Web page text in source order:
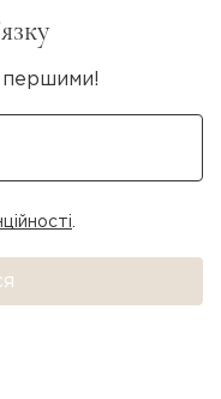
першими!